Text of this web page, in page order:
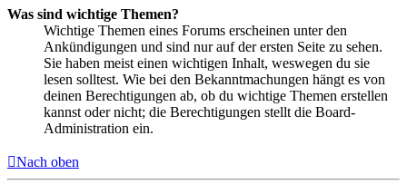
Was sind wichtige Themen?
Wichtige Themen eines Forums erscheinen unter den
Ankündigungen und sind nur auf der ersten Seite zu sehen.
Sie haben meist einen wichtigen Inhalt, weswegen du sie
lesen solltest. Wie bei den Bekanntmachungen hängt es von
deinen Berechtigungen ab, ob du wichtige Themen erstellen
kannst oder nicht; die Berechtigungen stellt die Board-
Administration ein.
Nach oben